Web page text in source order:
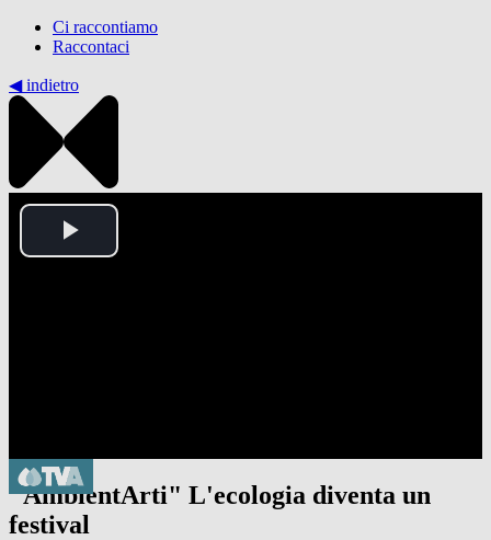
Ci raccontiamo
Raccontaci
◀︎ indietro
Play
"AmbientArti" L'ecologia diventa un
festival